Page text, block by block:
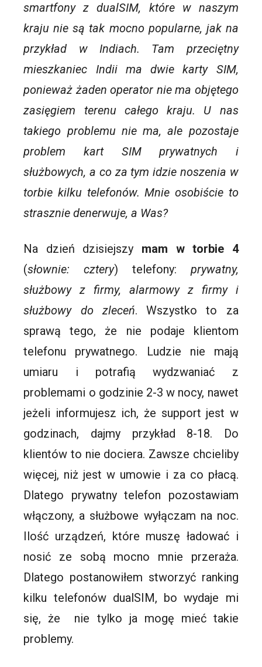
smartfony z dualSIM, które w naszym
kraju nie są tak mocno popularne, jak na
przykład w Indiach. Tam przeciętny
mieszkaniec Indii ma dwie karty SIM,
ponieważ żaden operator nie ma objętego
zasięgiem terenu całego kraju. U nas
takiego problemu nie ma, ale pozostaje
problem kart SIM prywatnych i
służbowych, a co za tym idzie noszenia w
torbie kilku telefonów. Mnie osobiście to
strasznie denerwuje, a Was?
Na dzień dzisiejszy mam w torbie 4
(słownie: cztery) telefony: prywatny,
służbowy z firmy, alarmowy z firmy i
służbowy do zleceń. Wszystko to za
sprawą tego, że nie podaje klientom
telefonu prywatnego. Ludzie nie mają
umiaru i potrafią wydzwaniać z
problemami o godzinie 2-3 w nocy, nawet
jeżeli informujesz ich, że support jest w
godzinach, dajmy przykład 8-18. Do
klientów to nie dociera. Zawsze chcieliby
więcej, niż jest w umowie i za co płacą.
Dlatego prywatny telefon pozostawiam
włączony, a służbowe wyłączam na noc.
Ilość urządzeń, które muszę ładować i
nosić ze sobą mocno mnie przeraża.
Dlatego postanowiłem stworzyć ranking
kilku telefonów dualSIM, bo wydaje mi
się, że nie tylko ja mogę mieć takie
problemy.